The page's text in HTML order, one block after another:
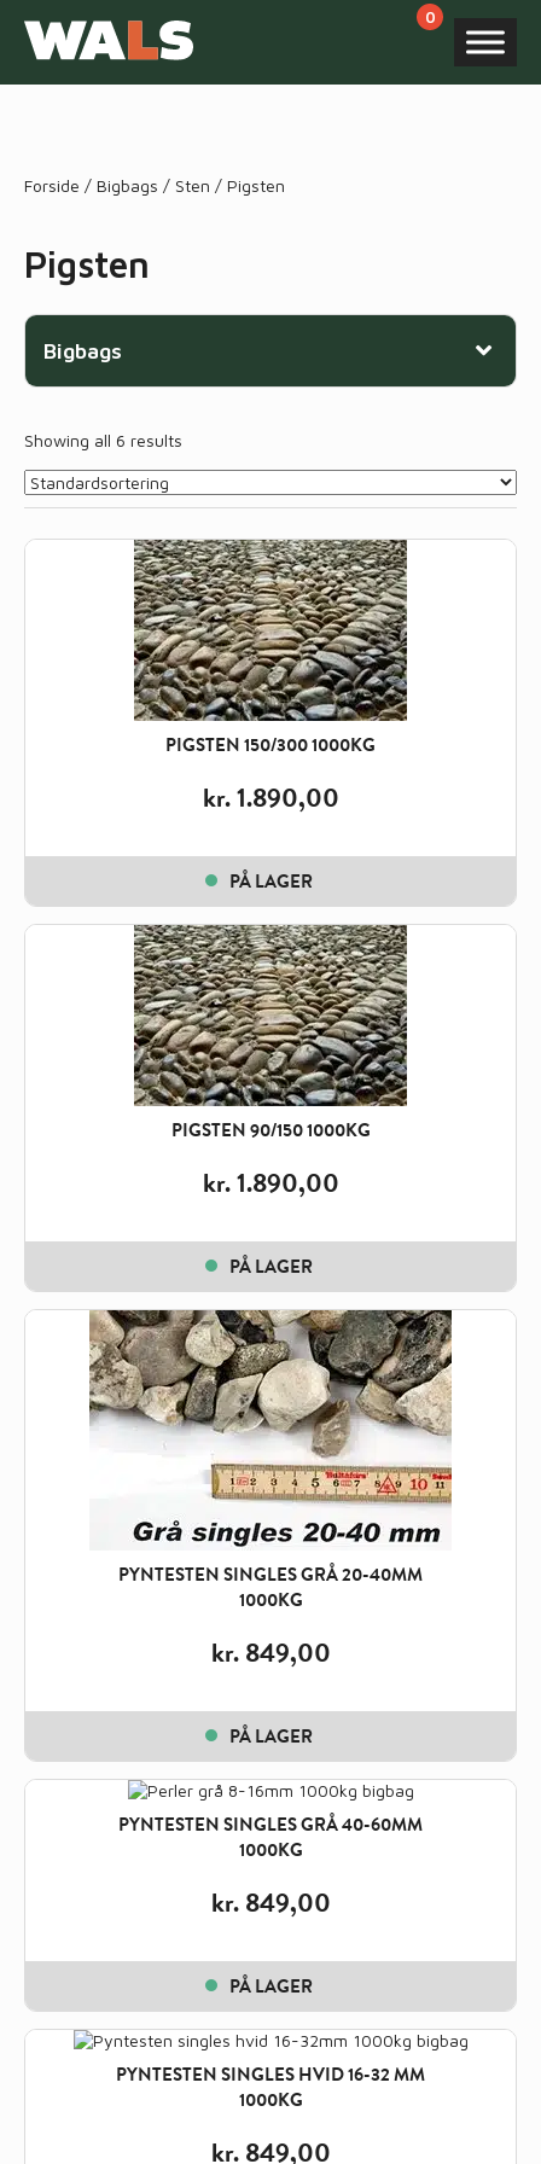
Forside / Bigbags / Sten / Pigsten
Pigsten
Bigbags
Showing all 6 results
PIGSTEN 150/300 1000KG
kr.1.890,00
PÅ LAGER
PIGSTEN 90/150 1000KG
kr.1.890,00
PÅ LAGER
PYNTESTEN SINGLES GRÅ 20-40MM
1000KG
kr.849,00
PÅ LAGER
PYNTESTEN SINGLES GRÅ 40-60MM
1000KG
kr.849,00
PÅ LAGER
PYNTESTEN SINGLES HVID 16-32 MM
1000KG
kr.849,00